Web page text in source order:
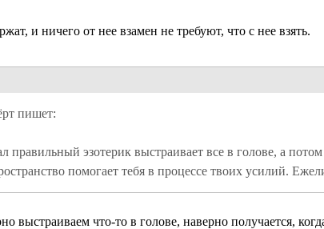
и ничего от нее взамен не требуют, что с нее взять.
правильный эзотерик выстраивает все в голове, а
помогает тебя в процессе твоих усилий.
выстраиваем что-то в голове, наверно получается,